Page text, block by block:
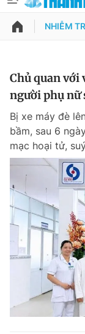
QUẢNG CÁO
Chuyên mục khác
Chào ngày
Tin thị trường
Video
Sản phẩm khác
Thông tin
Đổi mật
Tin đã lưu
Tin đã xem
Đăng xuất
NHIỄM
Chủ quan với
người phụ nữ
Bị xe máy đè
bầm, sau 6
mạc hoại tử,